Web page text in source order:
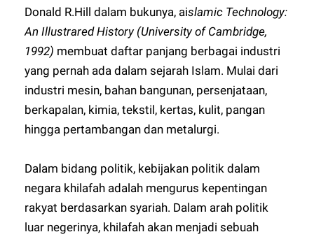
Donald R.Hill dalam bukunya, aislamic Technology:
An Illustrared History (University of Cambridge,
1992) membuat daftar panjang berbagai industri
yang pernah ada dalam sejarah Islam. Mulai dari
industri mesin, bahan bangunan, persenjataan,
berkapalan, kimia, tekstil, kertas, kulit, pangan
hingga pertambangan dan metalurgi.
Dalam bidang politik, kebijakan politik dalam
negara khilafah adalah mengurus kepentingan
rakyat berdasarkan syariah. Dalam arah politik
luar negerinya, khilafah akan menjadi sebuah